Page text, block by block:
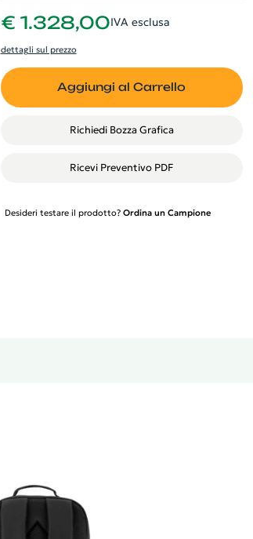
€ 1.328,00IVA esclusa
dettagli sul prezzo
Aggiungi al Carrello
Richiedi Bozza Grafica
Ricevi Preventivo PDF
Desideri testare il prodotto? Ordina un Campione